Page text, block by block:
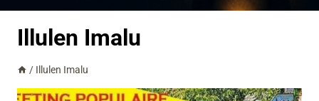
Illulen Imalu
/ Illulen Imalu